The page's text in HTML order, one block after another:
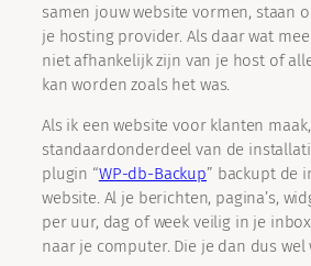
samen jouw website vormen, staan
je hosting provider. Als daar wat
niet afhankelijk zijn van je host of
kan worden zoals het was.
Als ik een website voor klanten
standaardonderdeel van de
plugin “WP-db-Backup” backupt de
website. Al je berichten, pagina’s,
per uur, dag of week veilig in je
naar je computer. Die je dan dus wel